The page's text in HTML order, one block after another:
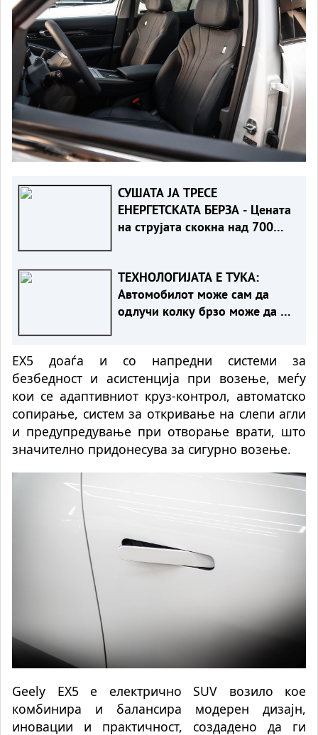
СУШАТА ЈА ТРЕСЕ
ЕНЕРГЕТСКАТА БЕРЗА - Цената
на струјата скокна над 700
ТЕХНОЛОГИЈАТА Е ТУКА:
Автомобилот може сам да
одлучи колку брзо може да се
EX5 доаѓа и со напредни системи за
безбедност и асистенција при возење, меѓу
кои се адаптивниот круз-контрол, автоматско
сопирање, систем за откривање на слепи агли
и предупредување при отворање врати, што
значително придонесува за сигурно возење.
Geely EX5 е електрично SUV возило кое
комбинира и балансира модерен дизајн,
иновации и практичност, создадено да ги